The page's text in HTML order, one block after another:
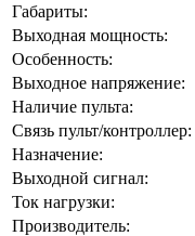
Габариты:
Выходная мощность:
Особенность:
Выходное напряжение:
Наличие пульта:
Связь пульт/контроллер:
Назначение:
Выходной сигнал:
Ток нагрузки:
Производитель: